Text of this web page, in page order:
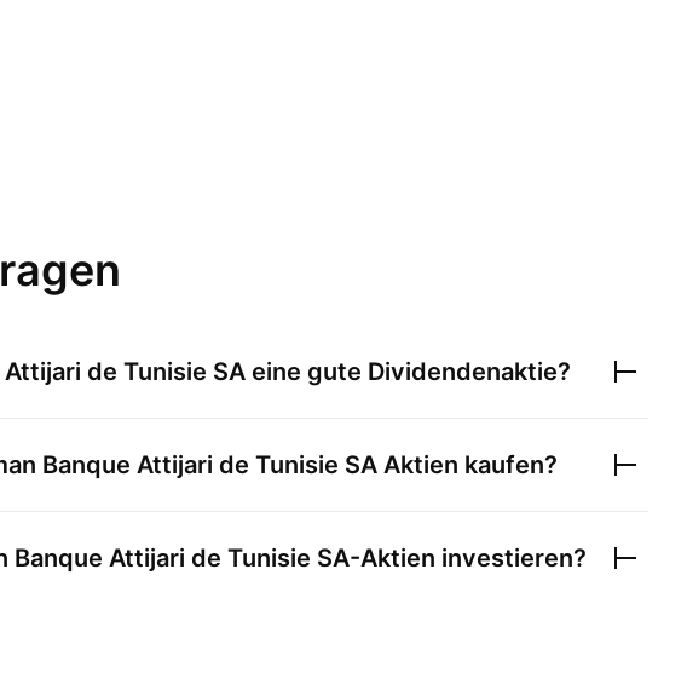
Attijari de Tunisie SA eine gute Dividendenaktie?
Banque Attijari de Tunisie SA Aktien kaufen?
Banque Attijari de Tunisie SA-Aktien investieren?